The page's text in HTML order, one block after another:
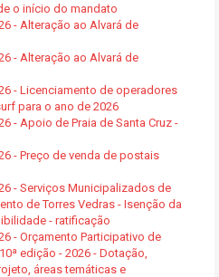
o início do mandato
- Alteração ao Alvará de
- Alteração ao Alvará de
- Licenciamento de operadores
para o ano de 2026
- Apoio de Praia de Santa Cruz -
- Preço de venda de postais
- Serviços Municipalizados de
de Torres Vedras - Isenção da
- ratificação
- Orçamento Participativo de
edição - 2026 - Dotação,
áreas temáticas e